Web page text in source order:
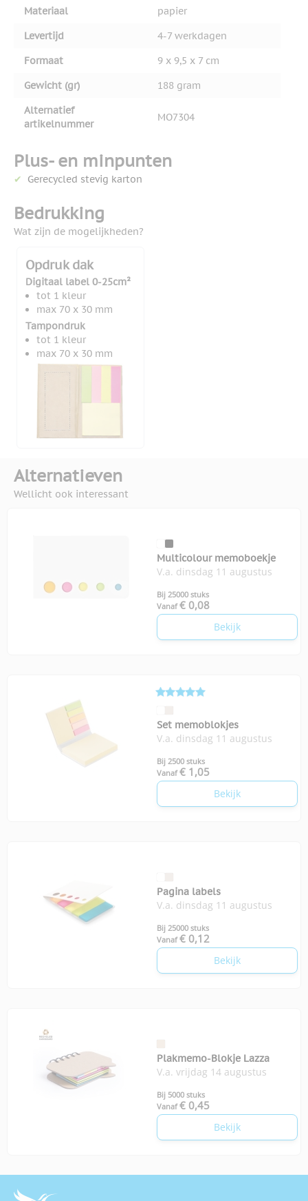
Materiaal
papier
Levertijd
4-7 werkdagen
Formaat
9 x 9,5 x 7 cm
Gewicht (gr)
188 gram
Alternatief
artikelnummer
MO7304
Plus- en minpunten
Gerecycled stevig karton
Bedrukking
Wat zijn de mogelijkheden?
Opdruk dak
Digitaal label 0-25cm²
tot 1 kleur
max 70 x 30 mm
Tampondruk
tot 1 kleur
max 70 x 30 mm
Alternatieven
Wellicht ook interessant
Multicolour memoboekje
V.a. dinsdag 11 augustus
Bij 25000 stuks
Vanaf € 0,08
Bekijk
Set memoblokjes
V.a. dinsdag 11 augustus
Bij 2500 stuks
Vanaf € 1,05
Bekijk
Pagina labels
V.a. dinsdag 11 augustus
Bij 25000 stuks
Vanaf € 0,12
Bekijk
Plakmemo-Blokje Lazza
V.a. vrijdag 14 augustus
Bij 5000 stuks
Vanaf € 0,45
Bekijk